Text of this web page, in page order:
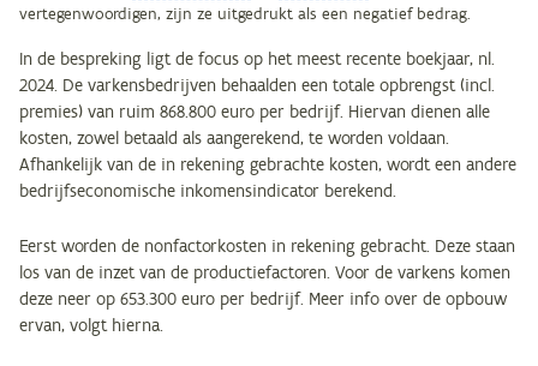
vertegenwoordigen, zijn ze uitgedrukt als een negatief bedrag.
In de bespreking ligt de focus op het meest recente boekjaar, nl.
2024. De varkensbedrijven behaalden een totale opbrengst (incl.
premies) van ruim 868.800 euro per bedrijf. Hiervan dienen alle
kosten, zowel betaald als aangerekend, te worden voldaan.
Afhankelijk van de in rekening gebrachte kosten, wordt een andere
bedrijfseconomische inkomensindicator berekend.
Eerst worden de nonfactorkosten in rekening gebracht. Deze staan
los van de inzet van de productiefactoren. Voor de varkens komen
deze neer op 653.300 euro per bedrijf. Meer info over de opbouw
ervan, volgt hierna.